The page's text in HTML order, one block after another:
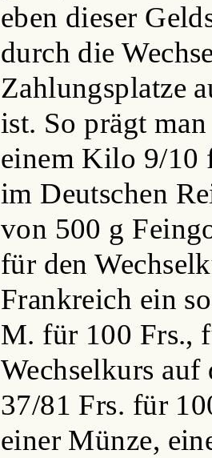
eben dieser
durch die
Zahlungsplatze
ist. So prägt
einem Kilo 9/10
im Deutschen
von 500 g
für den
Frankreich ein
M. für 100 Frs.,
Wechselkurs auf
37/81 Frs. für
einer Münze,